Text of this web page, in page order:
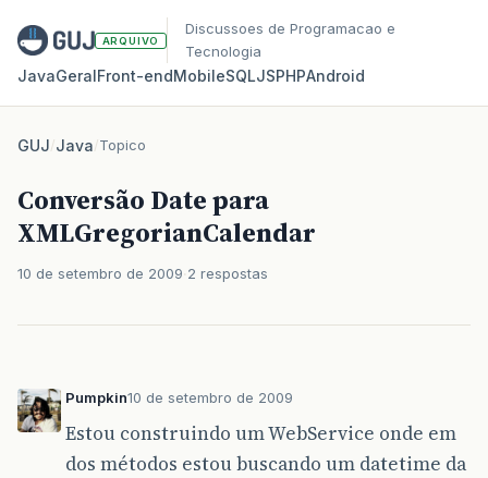
ARQUIVO
Discussoes de Programacao e
Tecnologia
JavaGeralFront‑endMobileSQLJSPHPAndroid
GUJ/Java/Topico
Conversão Date para
XMLGregorianCalendar
10 de setembro de 2009 2 respostas
Pumpkin10 de setembro de 2009
Estou construindo um WebService onde em
dos métodos estou buscando um datetime da